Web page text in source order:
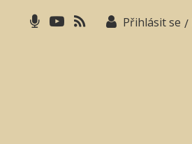
Přihlásit se /